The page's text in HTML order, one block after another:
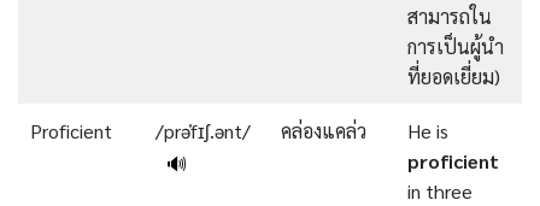
สามารถใน
การเป็นผู้นำ
ที่ยอดเยี่ยม)
Proficient
/prəˈfɪʃ.ənt/
🔊
คล่องแคล่ว
He is
proficient
in three